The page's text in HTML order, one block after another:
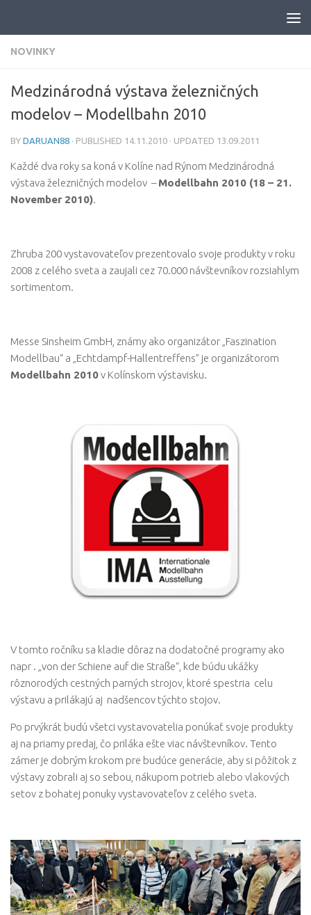
NOVINKY
Medzinárodná výstava železničných
modelov – Modellbahn 2010
BY DARUAN88 · PUBLISHED 14.11.2010 · UPDATED 13.09.2011
Každé dva roky sa koná v Kolíne nad Rýnom Medzinárodná
výstava železničných modelov –Modellbahn 2010 (18 – 21.
November 2010).
Zhruba 200 vystavovateľov prezentovalo svoje produkty v roku
2008 z celého sveta a zaujali cez 70.000 návštevníkov rozsiahlym
sortimentom.
Messe Sinsheim GmbH, známy ako organizátor „Faszination
Modellbau“ a „Echtdampf-Hallentreffens” je organizátorom
Modellbahn 2010v Kolínskom výstavisku.
V tomto ročníku sa kladie dôraz na dodatočné programy ako
napr . „von der Schiene auf die Straße“, kde búdu ukážky
rôznorodých cestných parných strojov, ktoré spestria celu
výstavu a prilákajú aj nadšencov týchto stojov.
Po prvýkrát budú všetci vystavovatelia ponúkať svoje produkty
aj na priamy predaj, čo priláka ešte viac návštevníkov. Tento
zámer je dobrým krokom pre budúce generácie, aby si pôžitok z
výstavy zobrali aj so sebou, nákupom potrieb alebo vlakových
setov z bohatej ponuky vystavovateľov z celého sveta.